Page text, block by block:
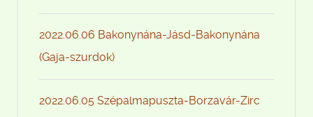
2022.06.06 Bakonynána-Jásd-Bakonynána
(Gaja-szurdok)
2022.06.05 Szépalmapuszta-Borzavár-Zirc